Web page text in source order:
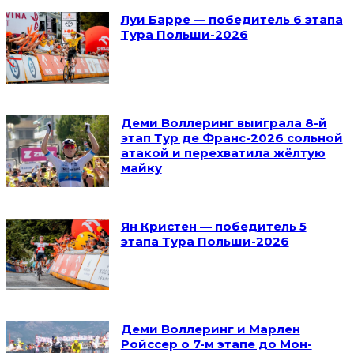
Луи Барре — победитель 6 этапа
Тура Польши-2026
Деми Воллеринг выиграла 8-й
этап Тур де Франс-2026 сольной
атакой и перехватила жёлтую
майку
Ян Кристен — победитель 5
этапа Тура Польши-2026
Деми Воллеринг и Марлен
Ройссер о 7-м этапе до Мон-